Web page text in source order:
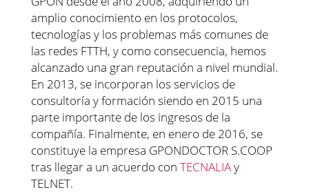
amplio conocimiento en los protocolos,
tecnologías y los problemas más comunes de
las redes FTTH, y como consecuencia, hemos
alcanzado una gran reputación a nivel mundial.
En 2013, se incorporan los servicios de
consultoría y formación siendo en 2015 una
parte importante de los ingresos de la
compañía. Finalmente, en enero de 2016, se
constituye la empresa GPONDOCTOR S.COOP
tras llegar a un acuerdo con TECNALIAy
TELNET.